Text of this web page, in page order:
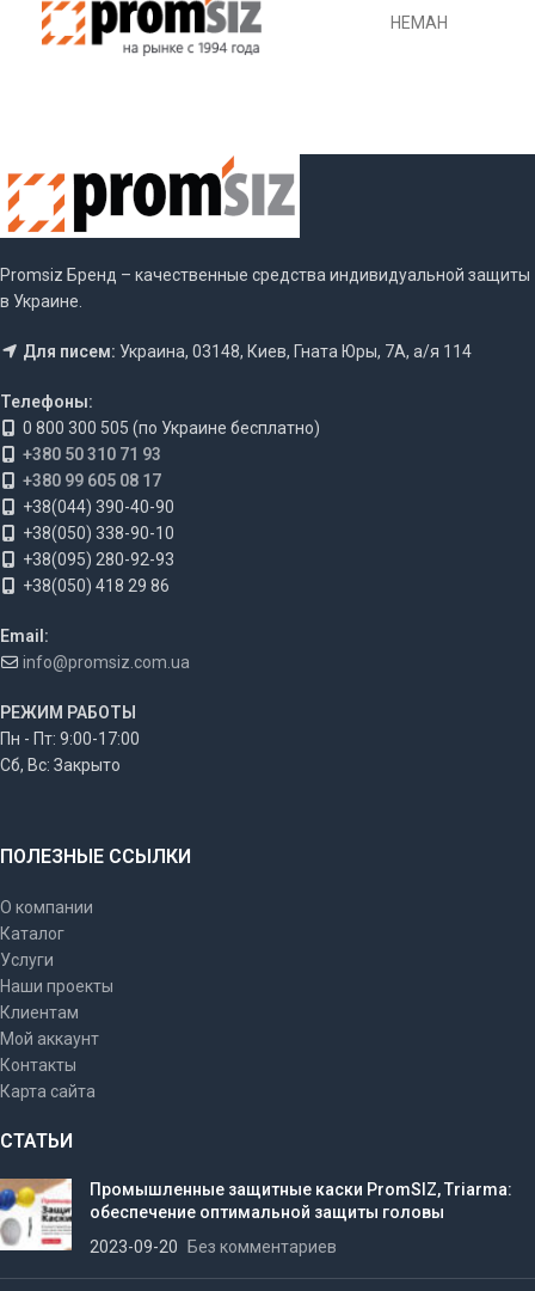
НЕМАН
Promsiz Бренд – качественные средства индивидуальной защиты
в Украине.
Для писем: Украина, 03148, Киев, Гната Юры, 7А, а/я 114
Телефоны:
0 800 300 505 (по Украине бесплатно)
+380 50 310 71 93
+380 99 605 08 17
+38(044) 390-40-90
+38(050) 338-90-10
+38(095) 280-92-93
+38(050) 418 29 86
Email:
info@promsiz.com.ua
РЕЖИМ РАБОТЫ
Пн - Пт: 9:00-17:00
Сб, Вс: Закрыто
ПОЛЕЗНЫЕ ССЫЛКИ
О компании
Каталог
Услуги
Наши проекты
Клиентам
Мой аккаунт
Контакты
Карта сайта
СТАТЬИ
Промышленные защитные каски PromSIZ, Triarma:
обеспечение оптимальной защиты головы
2023-09-20
Без комментариев